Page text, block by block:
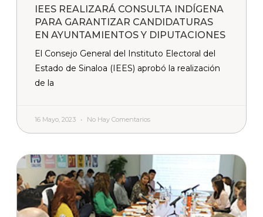
IEES REALIZARÁ CONSULTA INDÍGENA
PARA GARANTIZAR CANDIDATURAS
EN AYUNTAMIENTOS Y DIPUTACIONES
El Consejo General del Instituto Electoral del
Estado de Sinaloa (IEES) aprobó la realización
de la
16 Mayo, 2023 No Hay Comentarios